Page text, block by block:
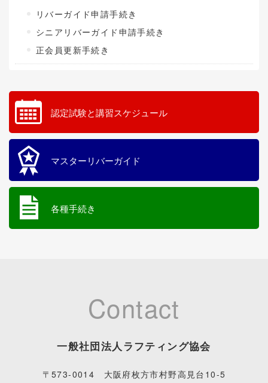
リバーガイド申請手続き
シニアリバーガイド申請手続き
正会員更新手続き
認定試験と講習スケジュール
マスターリバーガイド
各種手続き
Contact
一般社団法人ラフティング協会
〒573-0014 大阪府枚方市村野高見台10-5